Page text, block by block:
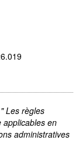
" Les règles
en
administratives